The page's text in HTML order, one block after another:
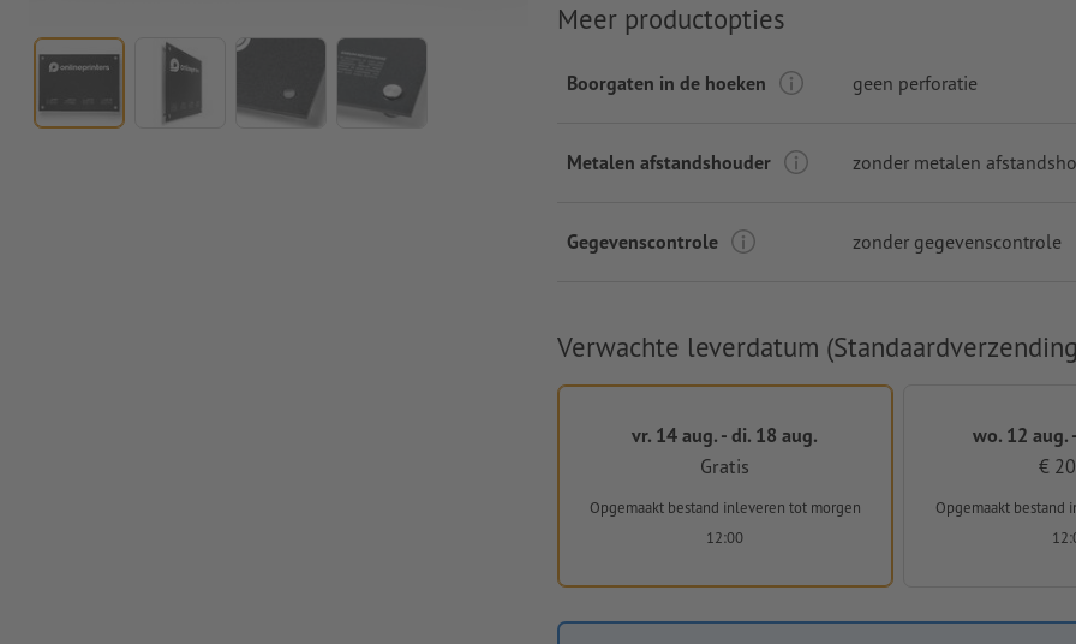
Meer productopties
Boorgaten in de hoeken geen perforatie
Metalen afstandshouder zonder metalen
Gegevenscontrole zonder gegevenscontrole
Verwachte leverdatum
vr. 14 aug. - di. 18 aug.
Gratis
Opgemaakt bestand inleveren tot morgen
12:00
wo. 12 aug.
€
Opgemaakt bestand